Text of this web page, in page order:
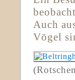
Auch
Vögel